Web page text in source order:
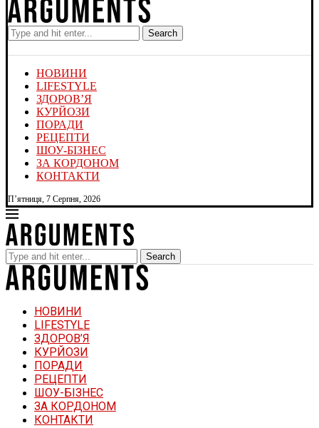
Search
НОВИНИ
LIFESTYLE
ЗДОРОВ’Я
КУРЙОЗИ
ПОРАДИ
РЕЦЕПТИ
ШОУ-БІЗНЕС
ЗА КОРДОНОМ
КОНТАКТИ
П’ятниця, 7 Серпня, 2026
Search
НОВИНИ
LIFESTYLE
ЗДОРОВ’Я
КУРЙОЗИ
ПОРАДИ
РЕЦЕПТИ
ШОУ-БІЗНЕС
ЗА КОРДОНОМ
КОНТАКТИ